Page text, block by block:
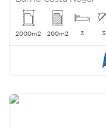
2000m2 200m2 3 3